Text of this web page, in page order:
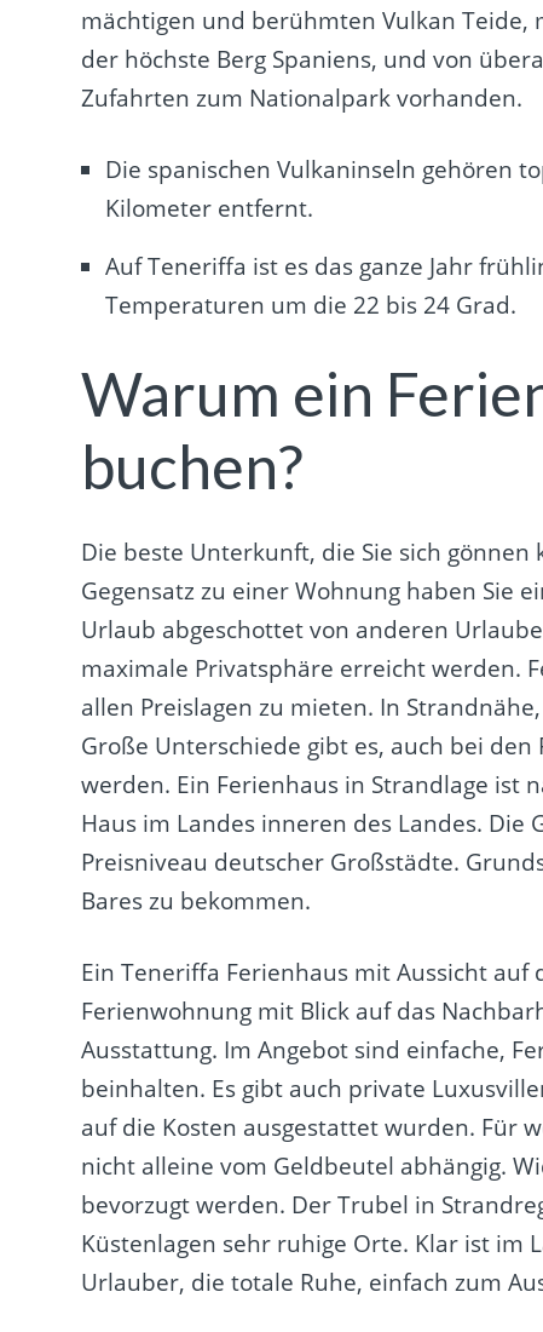
mächtigen und berühmten Vulkan Teide,
der höchste Berg Spaniens, und von
Zufahrten zum Nationalpark vorhanden.
Die spanischen Vulkaninseln gehören
Kilometer entfernt.
Auf Teneriffa ist es das ganze Jahr
Temperaturen um die 22 bis 24 Grad.
Warum ein
buchen?
Die beste Unterkunft, die Sie sich
Gegensatz zu einer Wohnung haben Sie
Urlaub abgeschottet von anderen
maximale Privatsphäre erreicht werden.
allen Preislagen zu mieten. In
Große Unterschiede gibt es, auch bei
werden. Ein Ferienhaus in Strandlage ist
Haus im Landes inneren des Landes.
Preisniveau deutscher Großstädte.
Bares zu bekommen.
Ein Teneriffa Ferienhaus mit Aussicht
Ferienwohnung mit Blick auf das
Ausstattung. Im Angebot sind einfache,
beinhalten. Es gibt auch private
auf die Kosten ausgestattet wurden. Für
nicht alleine vom Geldbeutel abhängig.
bevorzugt werden. Der Trubel in
Küstenlagen sehr ruhige Orte. Klar ist im
Urlauber, die totale Ruhe, einfach zum